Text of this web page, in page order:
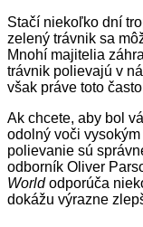
Stačí niekoľko dní
zelený trávnik sa
Mnohí majitelia
trávnik polievajú v
však práve toto
Ak chcete, aby bol
odolný voči
polievanie sú
odborník Oliver
Worldodporúča
dokážu výrazne